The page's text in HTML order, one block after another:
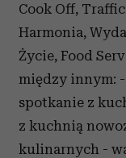
Cook Off,
Harmonia,
Życie, Food
między innym:
spotkanie z
z kuchnią
kulinarnych -